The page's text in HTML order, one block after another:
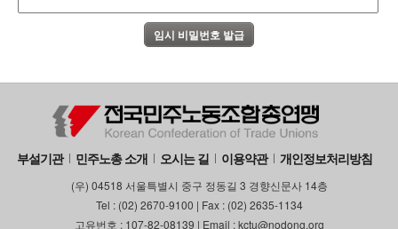
부설기관 민주노총 소개 오시는 길 이용약관 개인정보처리방침
(우) 04518 서울특별시 중구 정동길 3 경향신문사 14층
Tel : (02) 2670-9100 | Fax : (02) 2635-1134
고유번호 : 107-82-08139 | Email : kctu@nodong.org